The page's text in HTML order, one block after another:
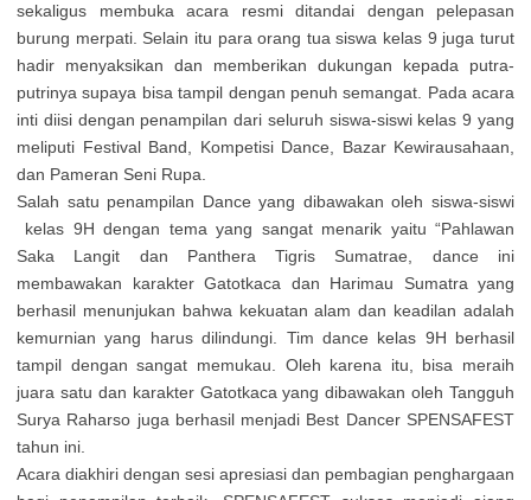
sekaligus membuka acara resmi ditandai dengan pelepasan
burung merpati. Selain itu para orang tua siswa kelas 9 juga turut
hadir menyaksikan dan memberikan dukungan kepada putra-
putrinya supaya bisa tampil dengan penuh semangat. Pada acara
inti diisi dengan penampilan dari seluruh siswa-siswi kelas 9 yang
meliputi Festival Band, Kompetisi Dance, Bazar Kewirausahaan,
dan Pameran Seni Rupa.
Salah satu penampilan Dance yang dibawakan oleh siswa-siswi
kelas 9H dengan tema yang sangat menarik yaitu “Pahlawan
Saka Langit dan Panthera Tigris Sumatrae, dance ini
membawakan karakter Gatotkaca dan Harimau Sumatra yang
berhasil menunjukan bahwa kekuatan alam dan keadilan adalah
kemurnian yang harus dilindungi. Tim dance kelas 9H berhasil
tampil dengan sangat memukau. Oleh karena itu, bisa meraih
juara satu dan karakter Gatotkaca yang dibawakan oleh Tangguh
Surya Raharso juga berhasil menjadi Best Dancer SPENSAFEST
tahun ini.
Acara diakhiri dengan sesi apresiasi dan pembagian penghargaan